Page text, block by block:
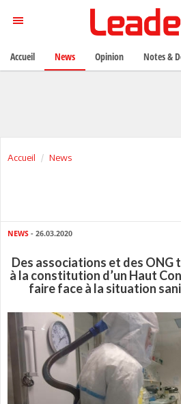
Accueil News
NEWS - 26.03.2020
Des associations et des ONG
à la constitution d’un Haut
faire face à la situation
Accueil News Opinion Notes &